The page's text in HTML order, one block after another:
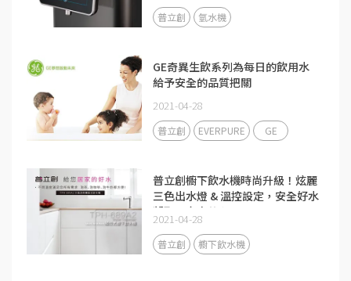
普立創 氫水機
GE奇異生飲系列為每日的飲用水
給予安全的品質把關
2021-04-28
普立創 EVERPURE GE
普立創櫥下飲水機時尚升級！炫麗
三色出水燈 & 溫控設定，安全好水
凝聚全家人的心
2021-04-28
普立創 櫥下飲水機